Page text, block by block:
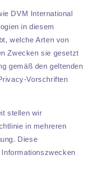
DVM International
in diesem
welche Arten von
Zwecken sie gesetzt
gemäß den geltenden
Vorschriften
stellen wir
in mehreren
Diese